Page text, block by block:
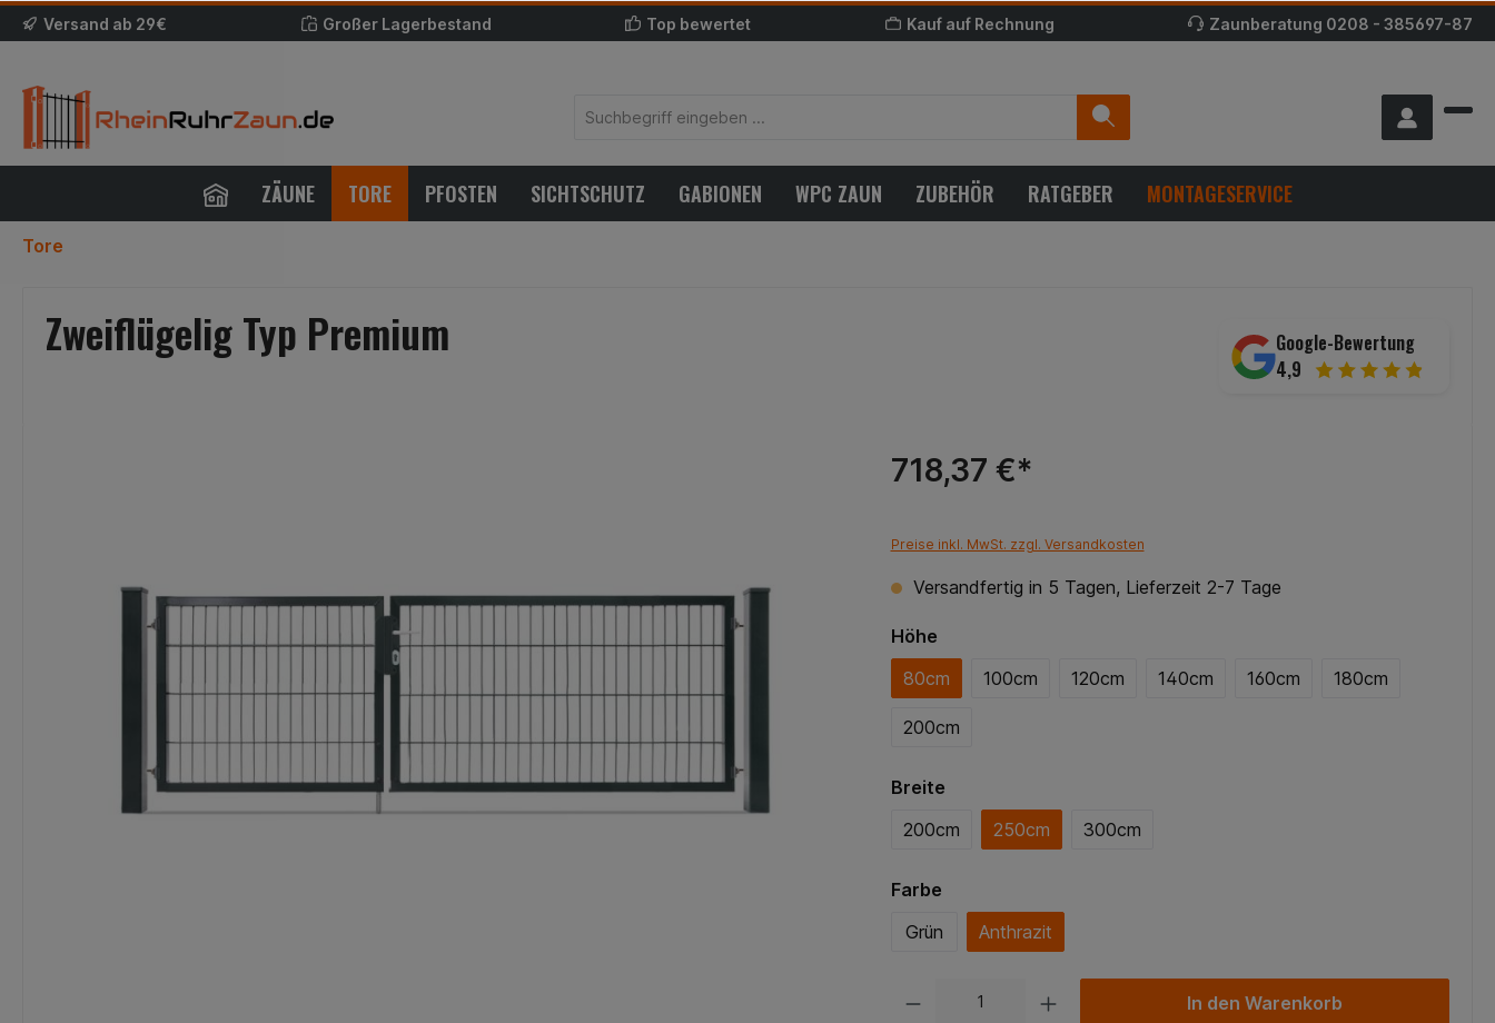
Versand ab 29€ Großer Lagerbestand Top bewertet Kauf auf Rechnung Zaunberatung 0208 - 385697-87
ZÄUNE TORE PFOSTEN SICHTSCHUTZ GABIONEN WPC ZAUN ZUBEHÖR RATGEBER MONTAGESERVICE
Tore
Zweiflügelig Typ Premium
Google-Bewertung
4,9
718,37 €*
Preise inkl. MwSt. zzgl. Versandkosten
Versandfertig in 5 Tagen, Lieferzeit 2-7 Tage
Höhe
80cm
100cm 120cm 140cm 160cm 180cm
200cm
Breite
200cm
250cm 300cm
Farbe
Grün
Anthrazit
In den Warenkorb